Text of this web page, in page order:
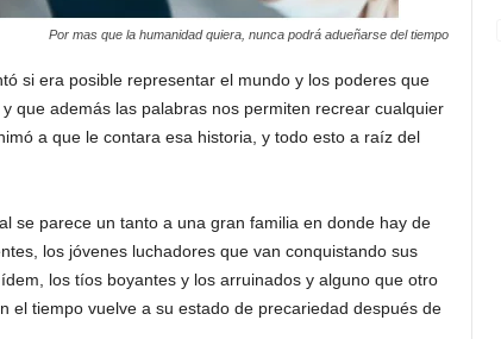
Por mas que la humanidad quiera, nunca podrá adueñarse del tiempo
si era posible representar el mundo y los poderes que
que además las palabras nos permiten recrear cualquier
a que le contara esa historia, y todo esto a raíz del
se parece un tanto a una gran familia en donde hay de
los jóvenes luchadores que van conquistando sus
los tíos boyantes y los arruinados y alguno que otro
el tiempo vuelve a su estado de precariedad después de